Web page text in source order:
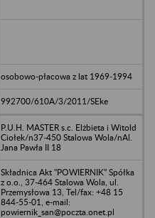
osobowo-płacowa z lat 1969-1994
992700/610A/3/2011/SEke
P.U.H. MASTER s.c. Elżbieta i Witold
Ciołek/n37-450 Stalowa Wola/nAl.
Jana Pawła II 18
Składnica Akt "POWIERNIK" Spółka
z o.o., 37-464 Stalowa Wola, ul.
Przemysłowa 13, Tel/fax: +48 15
844-55-01, e-mail:
powiernik_san@poczta.onet.pl